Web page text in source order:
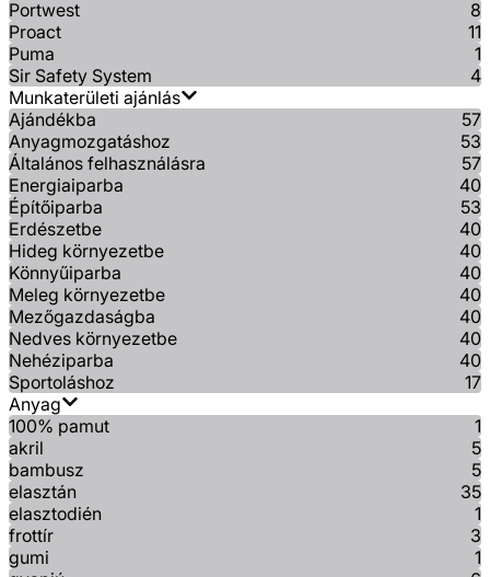
Portwest
8
Proact
11
Puma
1
Sir Safety System
4
Munkaterületi ajánlás
Ajándékba
57
Anyagmozgatáshoz
53
Általános felhasználásra
57
Energiaiparba
40
Építőiparba
53
Erdészetbe
40
Hideg környezetbe
40
Könnyűiparba
40
Meleg környezetbe
40
Mezőgazdaságba
40
Nedves környezetbe
40
Nehéziparba
40
Sportoláshoz
17
Anyag
100% pamut
1
akril
5
bambusz
5
elasztán
35
elasztodién
1
frottír
3
gumi
1